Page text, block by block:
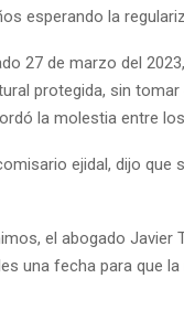
esperando la
27 de marzo del
protegida, sin
la molestia entre
ejidal, dijo
el abogado
una fecha para que